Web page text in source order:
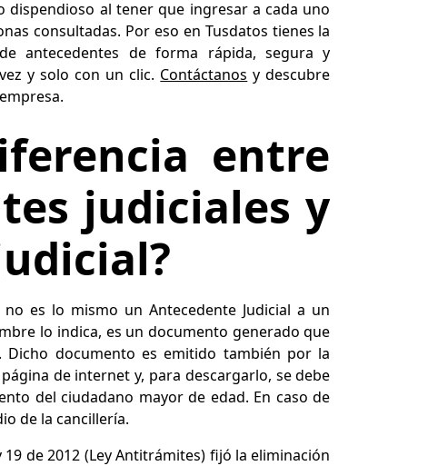
al tener que ingresar a cada uno
consultadas. Por eso en Tusdatos tienes la
antecedentes de forma rápida, segura y
y solo con un clic. Contáctanos y descubre
entre
judiciales y
es lo mismo un Antecedente Judicial a un
lo indica, es un documento generado que
documento es emitido también por la
de internet y, para descargarlo, se debe
del ciudadano mayor de edad. En caso de
de la cancillería.
de 2012 (Ley Antitrámites) fijó la eliminación